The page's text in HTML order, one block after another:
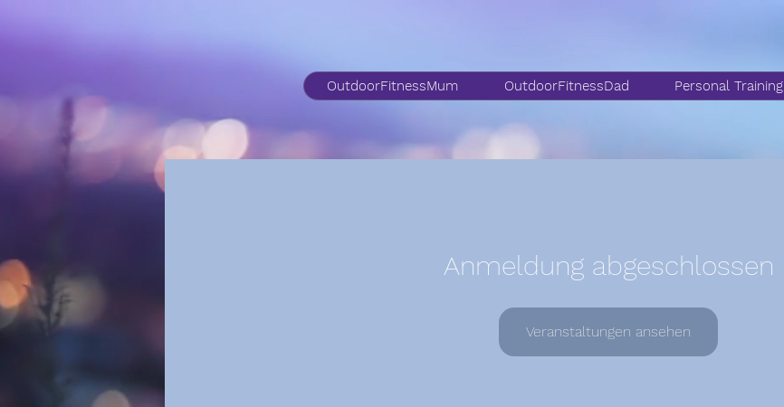
OutdoorFitnessMum OutdoorFitnessDad Personal Training
Anmeldung abgeschlossen
Veranstaltungen ansehen